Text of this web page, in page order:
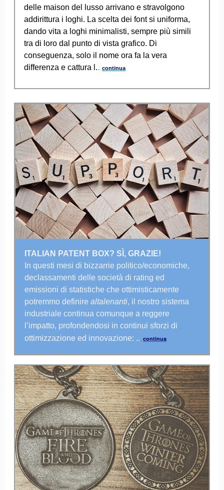
delle maison del lusso arrivano e stravolgono
addirittura i loghi. La scelta dei font si uniforma,
dando vita a loghi minimalisti, sempre più simili
tra di loro dal punto di vista grafico. Di
conseguenza, solo il nome ora fa la vera
differenza e cattura l... continua
ITALIAN PATENT BOX? S Ì, GRAZIE!
In questi mesi di bizzarrie politico/economiche,
declassamenti delle società di rating ed
emissioni di statistiche che ottimisticamente
potremmo definire altalenanti, il nostro sistema
industriale continua comunque a reggere
l’impatto, profondendosi in continui sforzi di
ottimizzazione ed innovazione: ... continua